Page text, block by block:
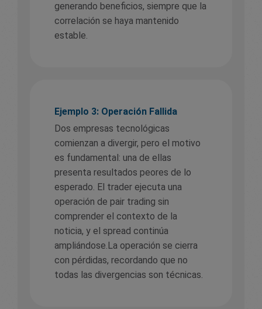
generando beneficios, siempre que la
correlación se haya mantenido
estable.
Ejemplo 3: Operación Fallida
Dos empresas tecnológicas
comienzan a divergir, pero el motivo
es fundamental: una de ellas
presenta resultados peores de lo
esperado. El trader ejecuta una
operación de pair trading sin
comprender el contexto de la
noticia, y el spread continúa
ampliándose.La operación se cierra
con pérdidas, recordando que no
todas las divergencias son técnicas.